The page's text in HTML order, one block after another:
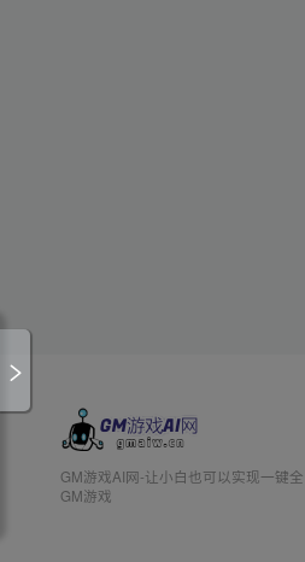
GM游戏AI网-让小白也可以实现一键
GM游戏